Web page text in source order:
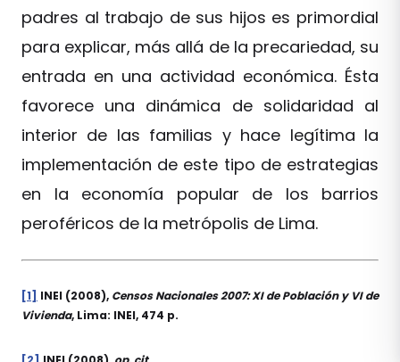
padres al trabajo de sus hijos es primordial
para explicar, más allá de la precariedad, su
entrada en una actividad económica. Ésta
favorece una dinámica de solidaridad al
interior de las familias y hace legítima la
implementación de este tipo de estrategias
en la economía popular de los barrios
peroféricos de la metrópolis de Lima.
[1] INEI (2008), Censos Nacionales 2007: XI de Población y VI de
Vivienda, Lima: INEI, 474 p.